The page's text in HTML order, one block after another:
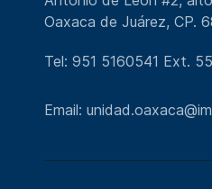
Oaxaca de Juárez, CP.
Tel: 951 5160541 Ext.
Email: